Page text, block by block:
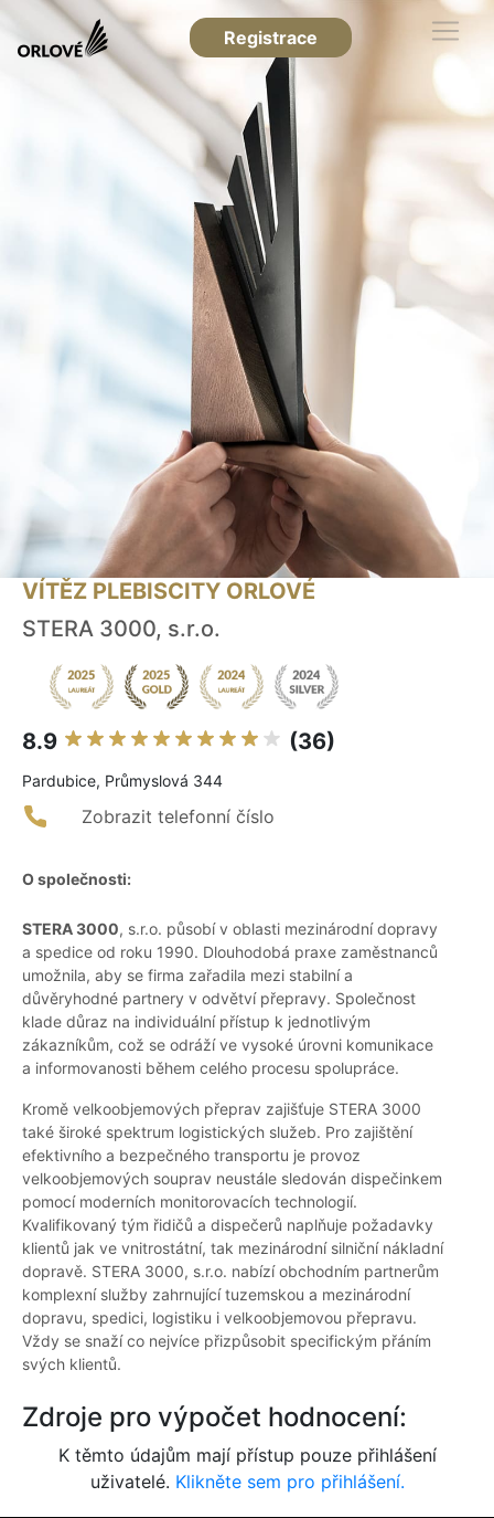
Registrace
VÍTĚZ PLEBISCITY ORLOVÉ
STERA 3000, s.r.o.
8.9 (36)
Pardubice, Průmyslová 344
Zobrazit telefonní číslo
O společnosti:
STERA 3000, s.r.o. působí v oblasti mezinárodní dopravy
a spedice od roku 1990. Dlouhodobá praxe zaměstnanců
umožnila, aby se firma zařadila mezi stabilní a
důvěryhodné partnery v odvětví přepravy. Společnost
klade důraz na individuální přístup k jednotlivým
zákazníkům, což se odráží ve vysoké úrovni komunikace
a informovanosti během celého procesu spolupráce.
Kromě velkoobjemových přeprav zajišťuje STERA 3000
také široké spektrum logistických služeb. Pro zajištění
efektivního a bezpečného transportu je provoz
velkoobjemových souprav neustále sledován dispečinkem
pomocí moderních monitorovacích technologií.
Kvalifikovaný tým řidičů a dispečerů naplňuje požadavky
klientů jak ve vnitrostátní, tak mezinárodní silniční nákladní
dopravě. STERA 3000, s.r.o. nabízí obchodním partnerům
komplexní služby zahrnující tuzemskou a mezinárodní
dopravu, spedici, logistiku i velkoobjemovou přepravu.
Vždy se snaží co nejvíce přizpůsobit specifickým přáním
svých klientů.
Zdroje pro výpočet hodnocení:
K těmto údajům mají přístup pouze přihlášení
uživatelé. Klikněte sem pro přihlášení.